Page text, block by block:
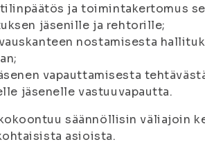
ja toimintakertomus
jäsenille ja rehtorille;
nostamisesta
vapauttamisesta
jäsenelle vastuuvapautta.
säännöllisin väliajoin
asioista.